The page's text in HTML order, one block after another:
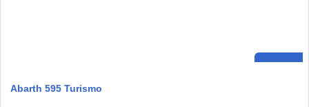
Abarth 595 Turismo